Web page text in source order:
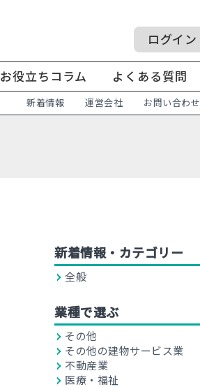
ログイン
お役立ちコラム よくある質問
新着情報 運営会社 お問い合わせ
新着情報・カテゴリー
全般
業種で選ぶ
その他
その他の建物サービス業
不動産業
医療・福祉